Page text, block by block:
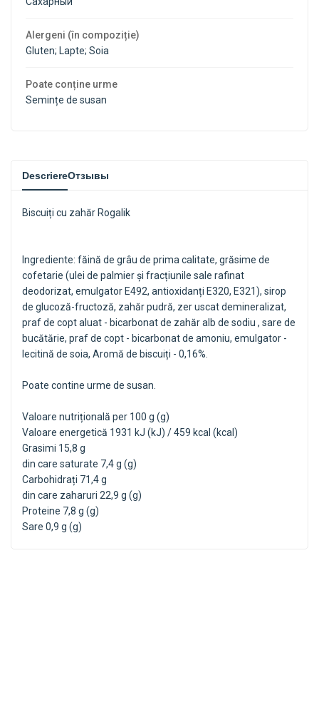
Alergeni (în compoziție)
Gluten; Lapte; Soia
Poate conține urme
Semințe de susan
DescriereОтзывы
Biscuiți cu zahăr Rogalik
Ingrediente: făină de grâu de prima calitate, grăsime de
cofetarie (ulei de palmier și fracțiunile sale rafinat
deodorizat, emulgator E492, antioxidanți E320, E321), sirop
de glucoză-fructoză, zahăr pudră, zer uscat demineralizat,
praf de copt aluat - bicarbonat de zahăr alb de sodiu , sare de
bucătărie, praf de copt - bicarbonat de amoniu, emulgator -
lecitină de soia, Aromă de biscuiți - 0,16%.
Poate contine urme de susan.
Valoare nutrițională per 100 g (g)
Valoare energetică 1931 kJ (kJ) / 459 kcal (kcal)
Grasimi 15,8 g
din care saturate 7,4 g (g)
Carbohidrați 71,4 g
din care zaharuri 22,9 g (g)
Proteine 7,8 g (g)
Sare 0,9 g (g)